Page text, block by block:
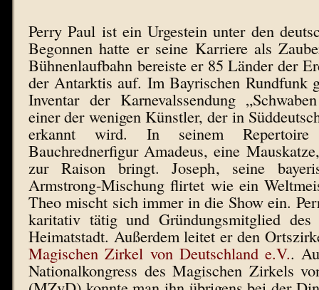
Perry Paul ist ein Urgestein unter den
Begonnen hatte er seine Karriere als
Bühnenlaufbahn bereiste er 85 Länder der
der Antarktis auf. Im Bayrischen Rundfunk
Inventar der Karnevalssendung
einer der wenigen Künstler, der in
erkannt wird. In seinem Repertoire
Bauchrednerfigur Amadeus, eine
zur Raison bringt. Joseph, seine
Armstrong-Mischung flirtet wie ein
Theo mischt sich immer in die Show ein.
karitativ tätig und Gründungsmitglied des
Heimatstadt. Außerdem leitet er den
Magischen Zirkel von Deutschland e.V..
Nationalkongress des Magischen Zirkels